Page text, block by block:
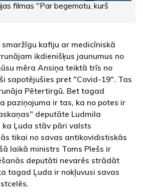
filmas "Par begemotu, kurš
kafiju ar medicīniskā
ikdienišķus jaunumus no
mēra Ansiņa teiktā trīs no
sapotējušies pret "Covid-19". Tas
Pētertirgū. Bet tagad
paziņojuma ir tas, ka no potes ir
deputāte Ludmila
Ļuda stāv pāri valsts
tikai no savas antikovidistiskās
laikā ministrs Toms Plešs ir
deputāti nevarēs strādāt
tagad Ļuda ir nokļuvusi savas